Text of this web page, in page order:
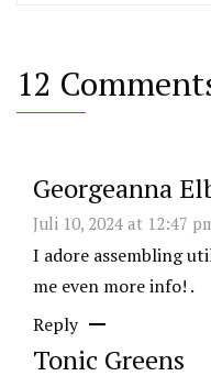
12
Georgeanna
Juli 10, 2024 at 12:47
I adore assembling
me even more info! .
Reply
Tonic Greens